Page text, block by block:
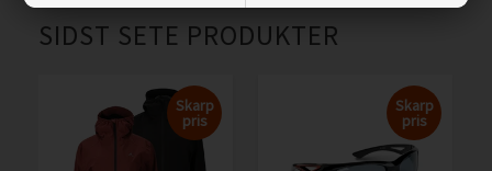
SIDST SETE PRODUKTER
Skarp
pris
Skarp
pris